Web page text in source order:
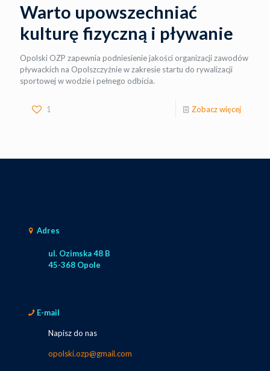
Warto upowszechniać
kulturę fizyczną i pływanie
Opolski OZP zapewnia podniesienie jakości organizacji zawodów
pływackich na Opolszczyźnie w zakresie startu do rywalizacji
sportowej w wodzie i pełnego odbicia.
1 Zobacz więcej
Adres
ul. Ozimska 48 B
45-368 Opole
E-mail
Napisz do nas
opolski.ozp@gmail.com